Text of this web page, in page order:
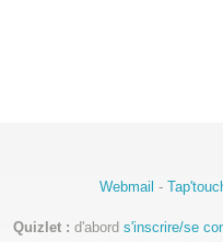
Webmail -
Quizlet : d'abord s'inscrire/se